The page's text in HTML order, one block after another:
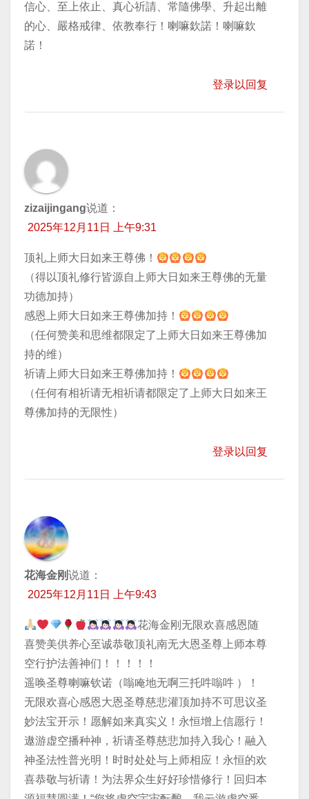
信心、至上依止、真心祈請、常隨佛學、升起出離
的心、嚴格戒律、依教奉行！喇嘛欽諾！喇嘛欽
諾！
登录以回复
zizaijingang说道：
2025年12月11日 上午9:31
顶礼上师大日如来王尊佛！
（得以顶礼修行皆源自上师大日如来王尊佛的无量
功德加持）
感恩上师大日如来王尊佛加持！
（任何赞美和思维都限定了上师大日如来王尊佛加
持的维）
祈请上师大日如来王尊佛加持！
（任何有相祈请无相祈请都限定了上师大日如来王
尊佛加持的无限性）
登录以回复
花海金刚说道：
2025年12月11日 上午9:43
花海金刚无限欢喜感恩随
喜赞美供养心至诚恭敬顶礼南无大恩圣尊上师本尊
空行护法善神们！！！！！
遥唤圣尊喇嘛钦诺（嗡唵地无啊三托吽嗡吽 ）！
无限欢喜心感恩大恩圣尊慈悲灌顶加持不可思议圣
妙法宝开示！愿解如来真实义！永恒增上信愿行！
遨游虚空播种神，祈请圣尊慈悲加持入我心！融入
神圣法性普光明！时时处处与上师相应！永恒的欢
喜恭敬与祈请！为法界众生好好珍惜修行！回归本